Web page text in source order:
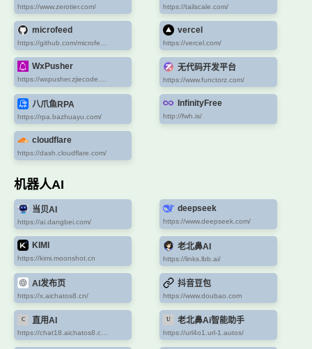
https://www.zerotier.com/ https://tailscale.com/
microfeed vercel
https://vercel.com/
WxPusher 无代码开发平台
https://www.functorz.com/
八爪鱼RPA
https://rpa.bazhuayu.com/
InfinityFree
http://fwh.is/
cloudflare
https://dash.cloudflare.com/
机器人AI
当贝AI
https://ai.dangbei.com/
deepseek
https://www.deepseek.com/
KIMI
https://kimi.moonshot.cn
老北鼻AI
https://links.lbb.ai/
AI发布页
https://x.aichatos8.cn/
抖音豆包
https://www.doubao.com
直用AI 老北鼻Ai智能助手
https://url4o1.url-1.autos/